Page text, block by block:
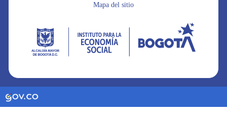
Mapa del sitio